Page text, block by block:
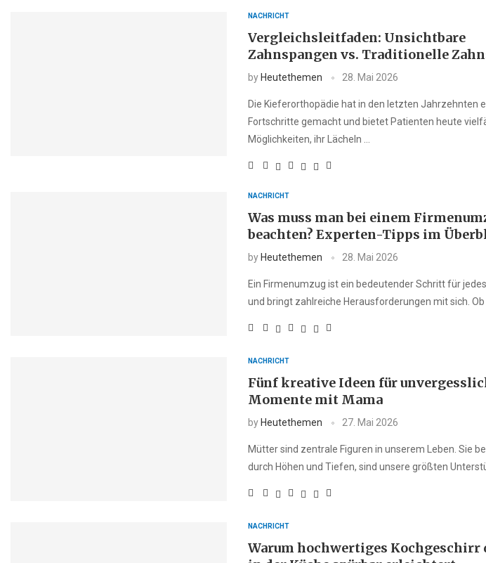
NACHRICHT
Vergleichsleitfaden: Unsichtbare
Zahnspangen vs. Traditionelle
by Heutethemen 28. Mai 2026
Die Kieferorthopädie hat in den letzten Jahrzehnten
Fortschritte gemacht und bietet Patienten heute
Möglichkeiten, ihr Lächeln …
NACHRICHT
Was muss man bei einem
beachten? Experten-Tipps im
by Heutethemen 28. Mai 2026
Ein Firmenumzug ist ein bedeutender Schritt für
und bringt zahlreiche Herausforderungen mit sich. Ob
NACHRICHT
Fünf kreative Ideen für
Momente mit Mama
by Heutethemen 27. Mai 2026
Mütter sind zentrale Figuren in unserem Leben. Sie
durch Höhen und Tiefen, sind unsere größten
NACHRICHT
Warum hochwertiges Kochgeschirr